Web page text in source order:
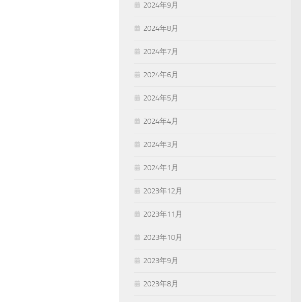
2024年9月
2024年8月
2024年7月
2024年6月
2024年5月
2024年4月
2024年3月
2024年1月
2023年12月
2023年11月
2023年10月
2023年9月
2023年8月